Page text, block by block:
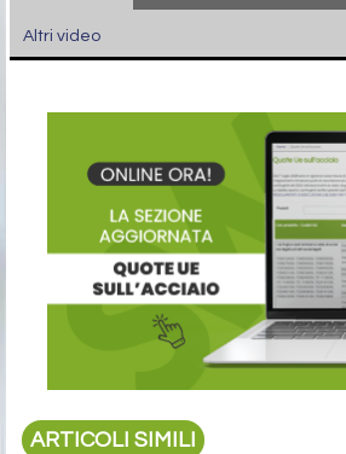
Altri video
ARTICOLI SIMILI